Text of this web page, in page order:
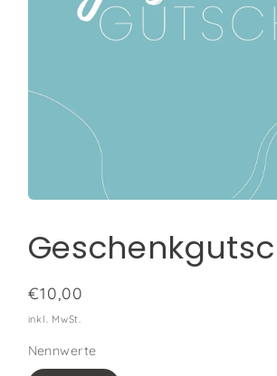
Modal
öffnen
Normaler
Preis
€10,00
inkl. MwSt.
Nennwerte